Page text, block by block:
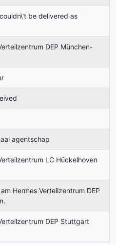
be delivered as
DEP München-
agentschap
LC Hückelhoven
Hermes Verteilzentrum DEP
DEP Stuttgart